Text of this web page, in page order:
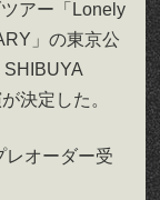
アー「Lonely
」の東京公
決定した。
レオーダー受